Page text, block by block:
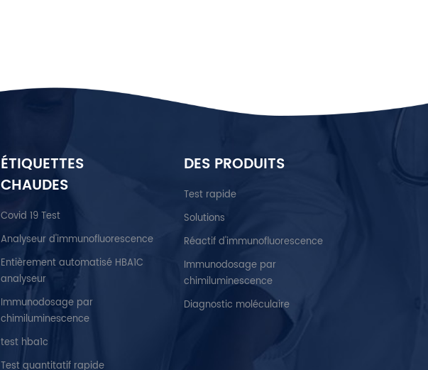
ÉTIQUETTES
CHAUDES
Covid 19 Test
Analyseur d'immunofluorescence
Entièrement automatisé HBA1C
analyseur
Immunodosage par
chimiluminescence
test hba1c
Test quantitatif rapide
DES PRODUITS
Test rapide
Solutions
Réactif d'immunofluorescence
Immunodosage par
chimiluminescence
Diagnostic moléculaire